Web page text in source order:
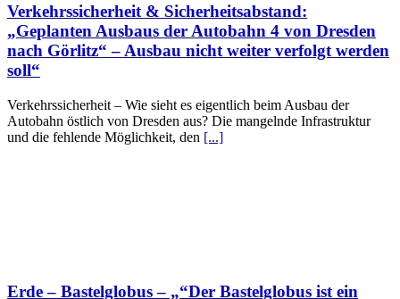
Verkehrssicherheit & Sicherheitsabstand:
„Geplanten Ausbaus der Autobahn 4 von Dresden
nach Görlitz“ – Ausbau nicht weiter verfolgt werden
soll“
Verkehrssicherheit – Wie sieht es eigentlich beim Ausbau der
Autobahn östlich von Dresden aus? Die mangelnde Infrastruktur
und die fehlende Möglichkeit, den [...]
Erde – Bastelglobus – „“Der Bastelglobus ist ein